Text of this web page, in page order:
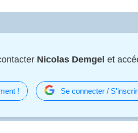
Nicolas Demgel et
! Se connecter /